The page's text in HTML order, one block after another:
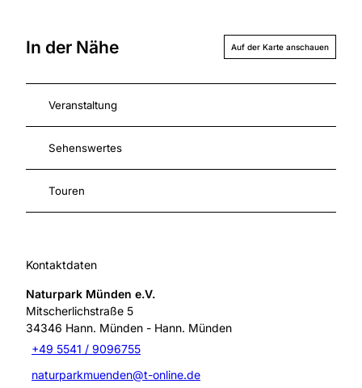
In der Nähe Auf der Karte anschauen
Veranstaltung
Sehenswertes
Touren
Kontaktdaten
Naturpark Münden e.V.
Mitscherlichstraße 5
34346 Hann. Münden - Hann. Münden
+49 5541 / 9096755
naturparkmuenden@t-online.de